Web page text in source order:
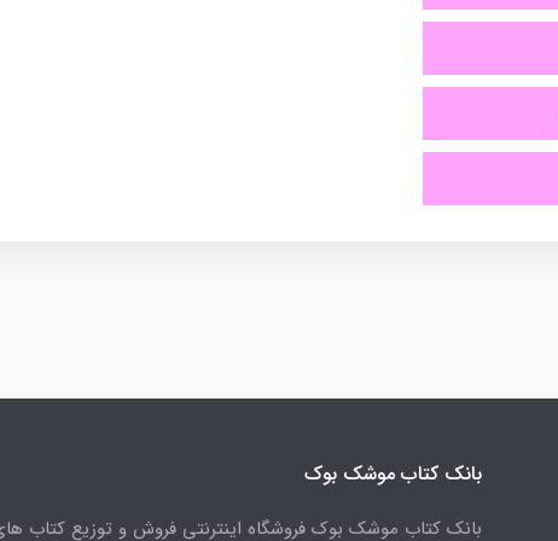
بانک کتاب موشک بوک
بانک کتاب موشک بوک فروشگاه اینترنتی فروش و توزیع کتاب